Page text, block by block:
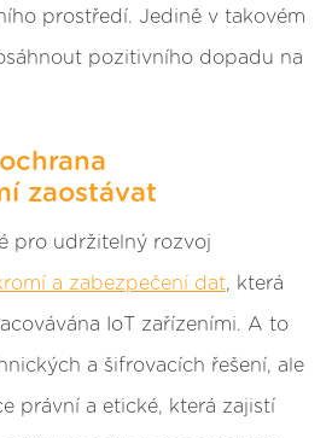
prostředí. Jedině v takovém
pozitivního dopadu na
zaostávat
pro udržitelný rozvoj
a zabezpečení dat, která
IoT zařízeními. A to
a šifrovacích řešení, ale
právní a etické, která zajistí